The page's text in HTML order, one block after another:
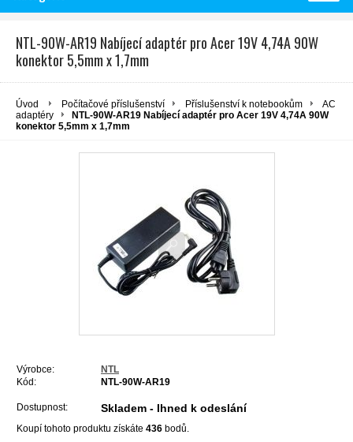
NTL-90W-AR19 Nabíjecí adaptér pro Acer 19V 4,74A 90W
konektor 5,5mm x 1,7mm
Úvod Počítačové příslušenství Příslušenství k notebookům
AC
adaptéry
NTL-90W-AR19 Nabíjecí adaptér pro Acer 19V 4,74A 90W
konektor 5,5mm x 1,7mm
Výrobce:
NTL
Kód:
NTL-90W-AR19
Dostupnost: Skladem - Ihned k odeslání
Koupí tohoto produktu získáte 436 bodů.